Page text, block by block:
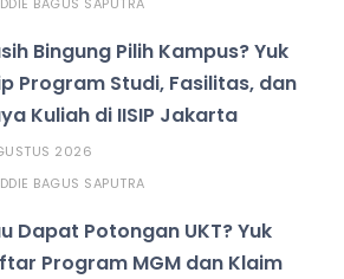
Bingung Pilih Kampus? Yuk
Program Studi, Fasilitas, dan
Kuliah di IISIP Jakarta
2026
BAGUS SAPUTRA
Dapat Potongan UKT? Yuk
Program MGM dan Klaim